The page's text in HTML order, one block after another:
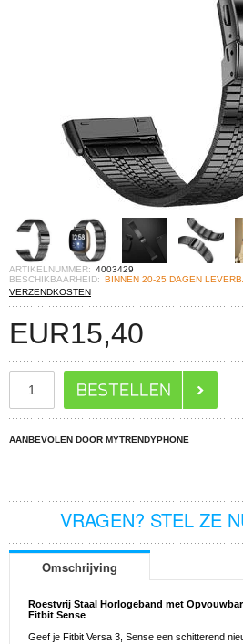
ARTIKELNUMMER: 4003429
BESCHIKBAARHEID: BINNEN 20-25 DAGEN
VERZENDKOSTEN
EUR15,40
AANBEVOLEN DOOR MYTRENDYPHONE
VRAGEN? STEL ZE
Omschrijving
Roestvrij Staal Horlogeband met
Fitbit Sense
Geef je Fitbit Versa 3, Sense een schitterend